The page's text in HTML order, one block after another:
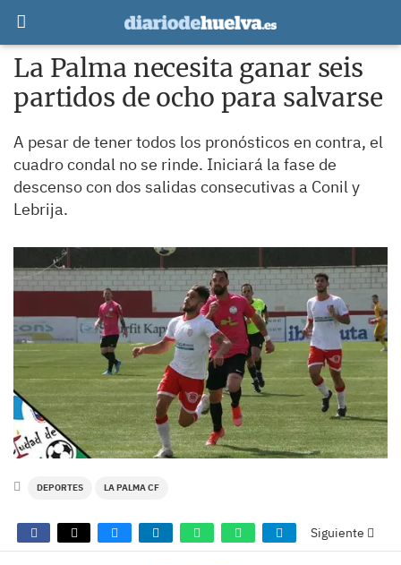
La Palma necesita ganar seis
partidos de ocho para salvarse
A pesar de tener todos los pronósticos en contra, el
cuadro condal no se rinde. Iniciará la fase de
descenso con dos salidas consecutivas a Conil y
Lebrija.
DEPORTES LA PALMA CF
Siguiente